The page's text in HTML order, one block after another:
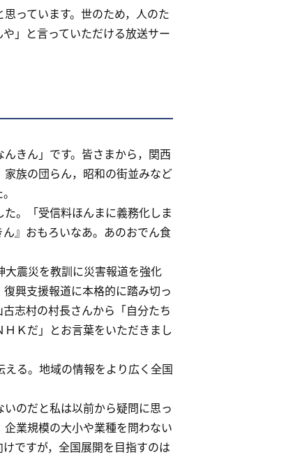
っています。世のため，人のた
」と言っていただける放送サー
きん」です。皆さまから，関西
族の団らん，昭和の街並みなど
。「受信料ほんまに義務化しま
』おもろいなあ。あのおでん食
震災を教訓に災害報道を強化
興支援報道に本格的に踏み切っ
志村の村長さんから「自分たち
Ｋだ」とお言葉をいただきまし
る。地域の情報をより広く全国
のだと私は以前から疑問に思っ
業規模の大小や業種を問わない
ですが，全国展開を目指すのは